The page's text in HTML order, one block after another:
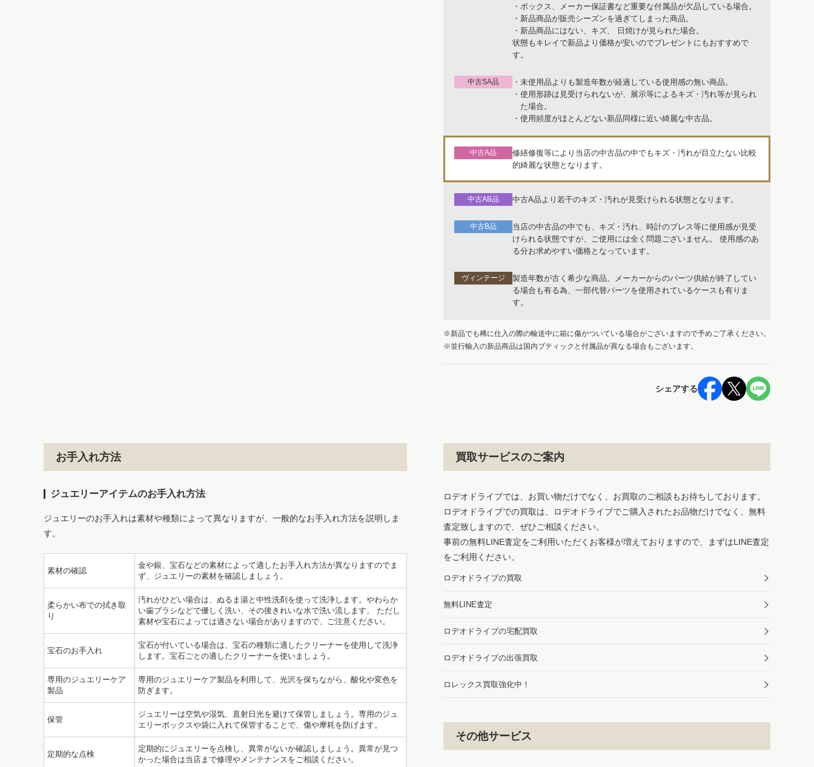
・ボックス、メーカー保証書など重要な付属品が欠品している場合。
・新品商品が販売シーズンを過ぎてしまった商品。
・新品商品にはない、キズ、 日焼けが見られた場合。
状態もキレイで新品より価格が安いのでプレゼントにもおすすめで
す。
中古SA品
・未使用品よりも製造年数が経過している使用感の無い商品。
・使用形跡は見受けられないが、展示等によるキズ・汚れ等が見られ
た場合。
・使用頻度がほとんどない新品同様に近い綺麗な中古品。
中古A品
修繕修復等により当店の中古品の中でもキズ・汚れが目立たない比較
的綺麗な状態となります。
中古AB品 中古A品より若干のキズ・汚れが見受けられる状態となります。
中古B品
当店の中古品の中でも、キズ・汚れ、時計のブレス等に使用感が見受
けられる状態ですが、ご使用には全く問題ございません。 使用感のあ
る分お求めやすい価格となっています。
ヴィンテージ
製造年数が古く希少な商品。メーカーからのパーツ供給が終了してい
る場合も有る為、一部代替パーツを使用されているケースも有りま
す。
※新品でも稀に仕入の際の輸送中に箱に傷がついている場合がございますので予めご了承ください。
※並行輸入の新品商品は国内ブティックと付属品が異なる場合もございます。
シェアする
お手入れ方法
ジュエリーアイテムのお手入れ方法
ジュエリーのお手入れは素材や種類によって異なりますが、一般的なお手入れ方法を説明しま
す。
素材の確認
金や銀、宝石などの素材によって適したお手入れ方法が異なりますのでま
ず、ジュエリーの素材を確認しましょう。
柔らかい布での拭き取
り
汚れがひどい場合は、ぬるま湯と中性洗剤を使って洗浄します。やわらか
い歯ブラシなどで優しく洗い、その後きれいな水で洗い流します。 ただし
素材や宝石によっては適さない場合がありますので、ご注意ください。
宝石のお手入れ
宝石が付いている場合は、宝石の種類に適したクリーナーを使用して洗浄
します。宝石ごとの適したクリーナーを使いましょう。
専用のジュエリーケア
製品
専用のジュエリーケア製品を利用して、光沢を保ちながら、酸化や変色を
防ぎます。
保管
ジュエリーは空気や湿気、直射日光を避けて保管しましょう。専用のジュ
エリーボックスや袋に入れて保管することで、傷や摩耗を防げます。
定期的な点検
定期的にジュエリーを点検し、異常がないか確認しましょう。異常が見つ
かった場合は当店まで修理やメンテナンスをご相談ください。
買取サービスのご案内
ロデオドライブでは、お買い物だけでなく、お買取のご相談もお待ちしております。
ロデオドライブでの買取は、ロデオドライブでご購入されたお品物だけでなく、無料
査定致しますので、ぜひご相談ください。
事前の無料LINE査定をご利用いただくお客様が増えておりますので、まずはLINE査定
をご利用ください。
ロデオドライブの買取
無料LINE査定
ロデオドライブの宅配買取
ロデオドライブの出張買取
ロレックス買取強化中！
その他サービス